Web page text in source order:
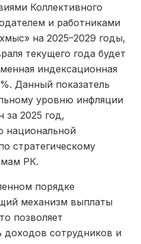
Коллективного
и работниками
на 2025–2029 годы,
текущего года будет
индексационная
Данный показатель
уровню инфляции
за 2025 год,
национальной
стратегическому
РК.
порядке
механизм выплаты
позволяет
сотрудников и